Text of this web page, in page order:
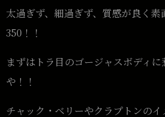
太過ぎず、細過ぎず、質感が良く
350！！
まずはトラ目のゴージャスボディ
や！！
チャック・ベリーやクラプトンの